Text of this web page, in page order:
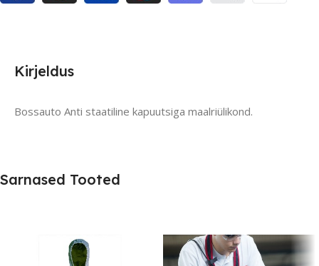
Kirjeldus
Bossauto Anti staatiline kapuutsiga maalriülikond.
Sarnased Tooted